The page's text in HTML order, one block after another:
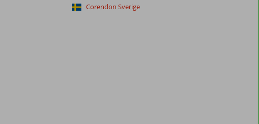
Corendon Sverige